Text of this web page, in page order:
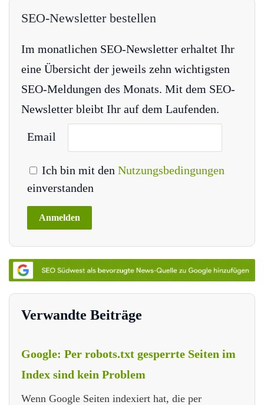
SEO-Newsletter bestellen
Im monatlichen SEO-Newsletter erhaltet Ihr
eine Übersicht der jeweils zehn wichtigsten
SEO-Meldungen des Monats. Mit dem SEO-
Newsletter bleibt Ihr auf dem Laufenden.
Email
Ich bin mit den Nutzungsbedingungen
einverstanden
Verwandte Beiträge
Google: Per robots.txt gesperrte Seiten im
Index sind kein Problem
Wenn Google Seiten indexiert hat, die per